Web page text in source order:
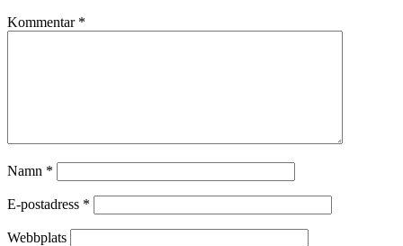
Kommentar *
Namn *
E-postadress *
Webbplats